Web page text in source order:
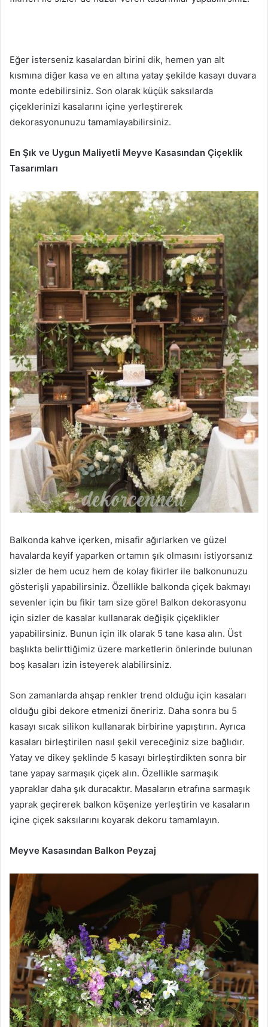
Eğer isterseniz kasalardan birini dik, hemen yan alt
kısmına diğer kasa ve en altına yatay şekilde kasayı duvara
monte edebilirsiniz. Son olarak küçük saksılarda
çiçeklerinizi kasalarını içine yerleştirerek
dekorasyonunuzu tamamlayabilirsiniz.
En Şık ve Uygun Maliyetli Meyve Kasasından Çiçeklik
Tasarımları
Balkonda kahve içerken, misafir ağırlarken ve güzel
havalarda keyif yaparken ortamın şık olmasını istiyorsanız
sizler de hem ucuz hem de kolay fikirler ile balkonunuzu
gösterişli yapabilirsiniz. Özellikle balkonda çiçek bakmayı
sevenler için bu fikir tam size göre! Balkon dekorasyonu
için sizler de kasalar kullanarak değişik çiçeklikler
yapabilirsiniz. Bunun için ilk olarak 5 tane kasa alın. Üst
başlıkta belirttiğimiz üzere marketlerin önlerinde bulunan
boş kasaları izin isteyerek alabilirsiniz.
Son zamanlarda ahşap renkler trend olduğu için kasaları
olduğu gibi dekore etmenizi öneririz. Daha sonra bu 5
kasayı sıcak silikon kullanarak birbirine yapıştırın. Ayrıca
kasaları birleştirilen nasıl şekil vereceğiniz size bağlıdır.
Yatay ve dikey şeklinde 5 kasayı birleştirdikten sonra bir
tane yapay sarmaşık çiçek alın. Özellikle sarmaşık
yapraklar daha şık duracaktır. Masaların etrafına sarmaşık
yaprak geçirerek balkon köşenize yerleştirin ve kasaların
içine çiçek saksılarını koyarak dekoru tamamlayın.
Meyve Kasasından Balkon Peyzaj